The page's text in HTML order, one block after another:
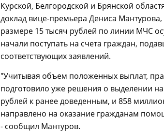
Курской, Белгородской и Брянской
доклад вице-премьера Дениса
размере 15 тысяч рублей по линии МЧС
начали поступать на счета граждан,
соответствующих заявлений.
"Учитывая объем положенных выплат,
подготовило уже решения о выделении
рублей к ранее доведенным, и 858
направлено на оказание гражданам
- сообщил Мантуров.